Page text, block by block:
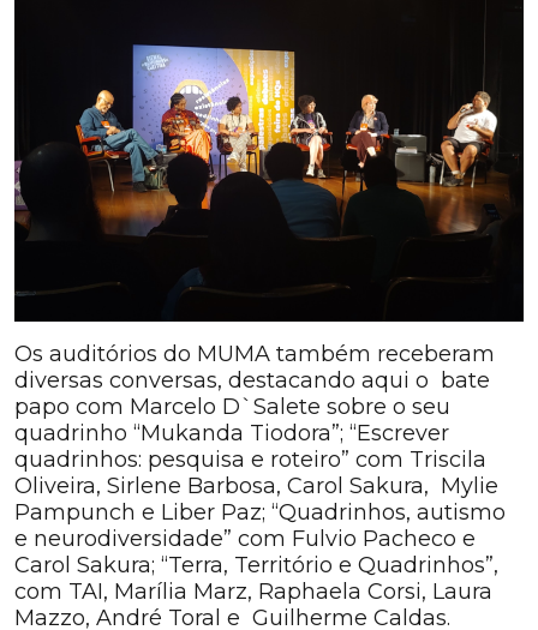
Os auditórios do MUMA também receberam
diversas conversas, destacando aqui o bate
papo com Marcelo D`Salete sobre o seu
quadrinho “Mukanda Tiodora”; “Escrever
quadrinhos: pesquisa e roteiro” com Triscila
Oliveira, Sirlene Barbosa, Carol Sakura, Mylie
Pampunch e Liber Paz; “Quadrinhos, autismo
e neurodiversidade” com Fulvio Pacheco e
Carol Sakura; “Terra, Território e Quadrinhos”,
com TAI, Marília Marz, Raphaela Corsi, Laura
Mazzo, André Toral e Guilherme Caldas.